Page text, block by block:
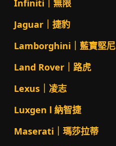
Infiniti｜無限
Jaguar｜捷豹
Lamborghini｜藍寶堅尼
Land Rover｜路虎
Lexus｜凌志
Luxgen l 納智捷
Maserati｜瑪莎拉蒂